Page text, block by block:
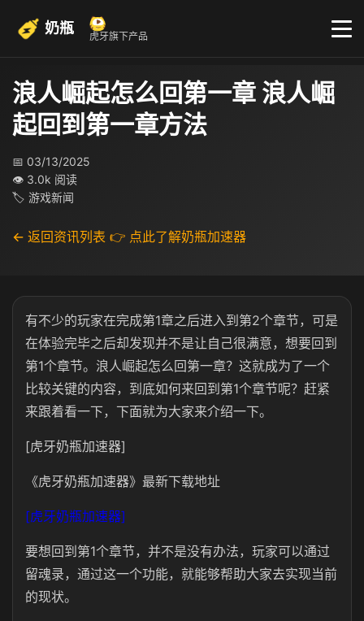
奶瓶 虎牙旗下产品
浪人崛起怎么回第一章 浪人崛
起回到第一章方法
📅 03/13/2025
👁 3.0k 阅读
🏷 游戏新闻
← 返回资讯列表 👉 点此了解奶瓶加速器
有不少的玩家在完成第1章之后进入到第2个章节，可是
在体验完毕之后却发现并不是让自己很满意，想要回到
第1个章节。浪人崛起怎么回第一章？这就成为了一个
比较关键的内容，到底如何来回到第1个章节呢？赶紧
来跟着看一下，下面就为大家来介绍一下。
[虎牙奶瓶加速器]
《虎牙奶瓶加速器》最新下载地址
[虎牙奶瓶加速器]
要想回到第1个章节，并不是没有办法，玩家可以通过
留魂录，通过这一个功能，就能够帮助大家去实现当前
的现状。